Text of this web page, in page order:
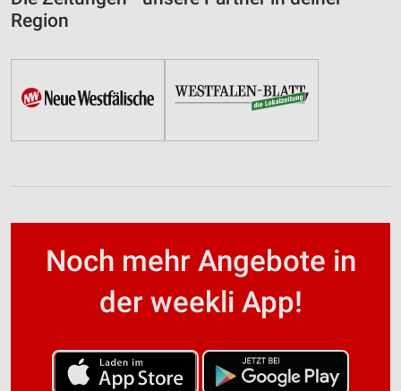
Region
Noch mehr Angebote in
der weekli App!